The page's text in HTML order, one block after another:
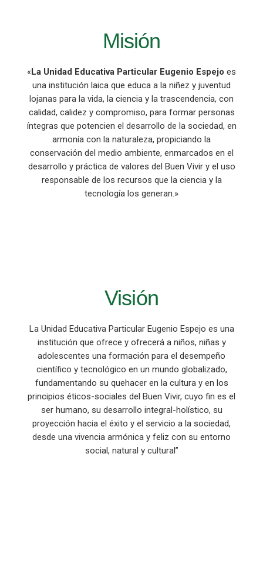
Misión
«La Unidad Educativa Particular Eugenio Espejo es
una institución laica que educa a la niñez y juventud
lojanas para la vida, la ciencia y la trascendencia, con
calidad, calidez y compromiso, para formar personas
íntegras que potencien el desarrollo de la sociedad, en
armonía con la naturaleza, propiciando la
conservación del medio ambiente, enmarcados en el
desarrollo y práctica de valores del Buen Vivir y el uso
responsable de los recursos que la ciencia y la
tecnología los generan.»
Visión
La Unidad Educativa Particular Eugenio Espejo es una
institución que ofrece y ofrecerá a niños, niñas y
adolescentes una formación para el desempeño
científico y tecnológico en un mundo globalizado,
fundamentando su quehacer en la cultura y en los
principios éticos-sociales del Buen Vivir, cuyo fin es el
ser humano, su desarrollo integral-holístico, su
proyección hacia el éxito y el servicio a la sociedad,
desde una vivencia armónica y feliz con su entorno
social, natural y cultural”